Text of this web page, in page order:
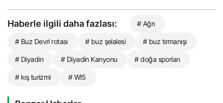
Haberle ilgili daha fazlası: # Ağrı
# Buz Devri rotası # buz şelalesi # buz tırmanışı
# Diyadin # Diyadin Kanyonu # doğa sporları
# kış turizmi # WI5